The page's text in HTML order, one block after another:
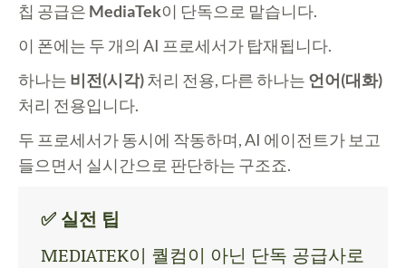
칩 공급은 MediaTek이 단독으로 맡습니다.
이 폰에는 두 개의 AI 프로세서가 탑재됩니다.
하나는 비전(시각)처리 전용, 다른 하나는 언어(대화)
처리 전용입니다.
두 프로세서가 동시에 작동하며, AI 에이전트가 보고
들으면서 실시간으로 판단하는 구조죠.
✅ 실전 팁
MEDIATEK이 퀄컴이 아닌 단독 공급사로